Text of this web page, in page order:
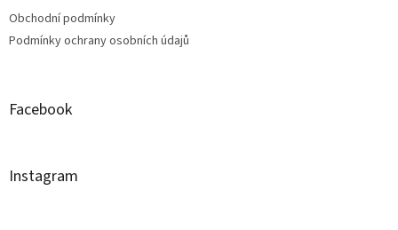
Obchodní podmínky
Podmínky ochrany osobních údajů
Facebook
Instagram